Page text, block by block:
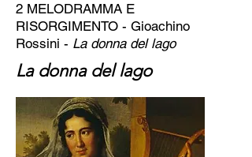
2 MELODRAMMA E
RISORGIMENTO - Gioachino
Rossini - La donna del lago
La donna del lago